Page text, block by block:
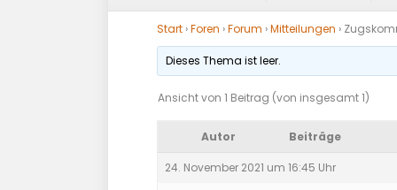
Start ›Foren ›Forum ›Mitteilungen ›
Dieses Thema ist leer.
Ansicht von 1 Beitrag (von insgesamt 1)
Autor Beiträge
24. November 2021 um 16:45 Uhr